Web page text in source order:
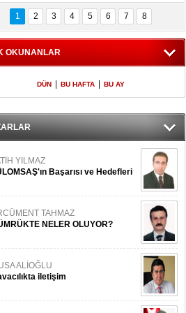
İstanbul
Adaları
600 milletvekilinin
listesi
1 2 3 4 5 6 7 8
OKUNANLAR
DÜN BU HAFTA BU AY
YILMAZ
Başarısı ve Hedefleri
TAHMAZ
NELER OLUYOR?
ALİOĞLU
iletişim